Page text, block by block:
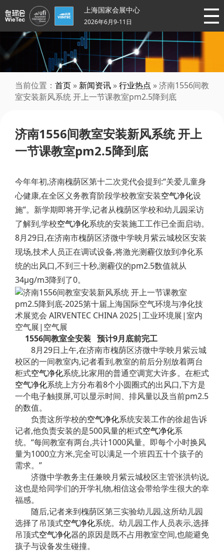
上海国家会展中心
2026年6月9-11日
当前位置： 首页 » 新闻资讯 »行业热点 » 济南1556间教
室安装新风系统 开上一节课教室pm2.5降到底
济南1556间教室安装新风系统 开上
一节课教室pm2.5降到底
今年年初,济南槐荫区第十二次党代会提到:“关爱儿童身
心健康,在全区义务教育阶段学校教室安装空气净化设
施”。新学期即将开学,记者从槐荫区学校和幼儿园采访
了解到,学校空气净化系统的安装施工工作已全面启动。
8月29日,在济南市槐荫区济微中学映月紫云城校区安装
现场,技术人员正在调试设备,将激光测霾仪放到净化系
统的出风口,不到三十秒,测霾仪的pm2.5数值就从
34μg/m3降到了0。
1556间教室全安装 预计9月底前完工
8月29日上午,在济南市槐荫区济微中学映月紫云城
校区的一间教室内,记者看到,教室的前后分别放着两台
柜式空气净化系统,比家用的普通空调宽大许多。在柜式
空气净化系统上方分布着8个小圆圈式的出风口,下方是
一个电子触摸屏,可以显示时间、排风量以及当前pm2.5
的数值。
负责这所学校的空气净化系统安装工作的徐超告诉
记者,他负责安装的是500风量的柜式空气净化系
统。“每间教室有两台,共计1000风量。即每个小时换风
量为1000立方米,完全可以满足一个班四五十个孩子的
需求。”
济微中学教务主任兼映月紫云城校区主管张洪钧说,
这也是给同学们的开学礼物,相信这会带给学生很大的幸
福感。
随后,记者来到槐荫区第三实验幼儿园,这所幼儿园
选择了吊顶式空气净化系统。幼儿园工作人员表示,选择
吊顶式空气净化器的原因是既不占用教室空间,也能避免
孩子与设备发生碰撞。